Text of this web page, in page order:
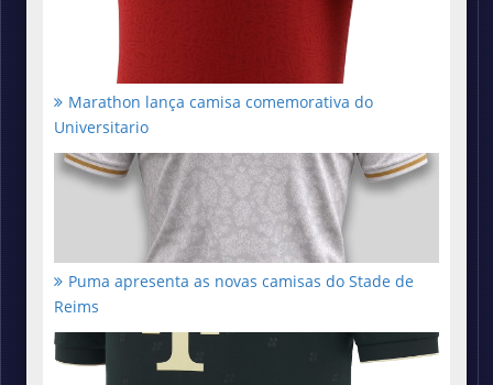
Marathon lança camisa comemorativa do
Universitario
Puma apresenta as novas camisas do Stade de
Reims